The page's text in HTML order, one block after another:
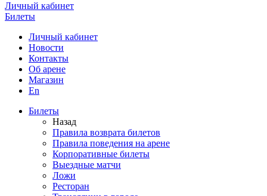
Личный кабинет
Билеты
Личный кабинет
Новости
Контакты
Об арене
Магазин
En
Билеты
Назад
Правила возврата билетов
Правила поведения на арене
Корпоративные билеты
Выездные матчи
Ложи
Ресторан